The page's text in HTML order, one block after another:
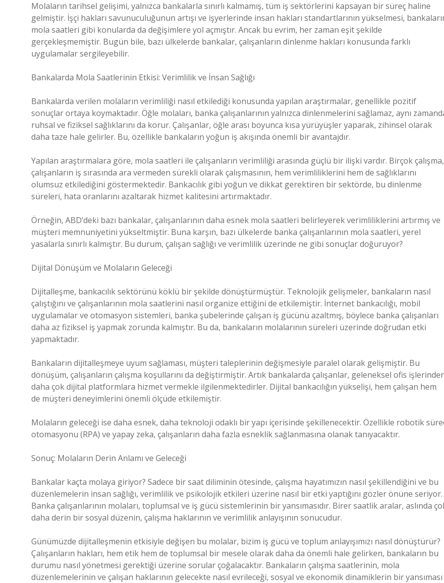
Molaların tarihsel gelişimi, yalnızca bankalarla sınırlı kalmamış, tüm iş sektörlerini kapsayan bir süreç haline
gelmiştir. İşçi hakları savunuculuğunun artışı ve işyerlerinde insan hakları standartlarının yükselmesi,
mola saatleri gibi konularda da değişimlere yol açmıştır. Ancak bu evrim, her zaman eşit şekilde
gerçekleşmemiştir. Bugün bile, bazı ülkelerde bankalar, çalışanların dinlenme hakları konusunda farklı
uygulamalar sergileyebilir.
Bankalarda Mola Saatlerinin Etkisi: Verimlilik ve İnsan Sağlığı
Bankalarda verilen molaların verimliliği nasıl etkilediği konusunda yapılan araştırmalar, genellikle pozitif
sonuçlar ortaya koymaktadır. Öğle molaları, banka çalışanlarının yalnızca dinlenmelerini sağlamaz, aynı
ruhsal ve fiziksel sağlıklarını da korur. Çalışanlar, öğle arası boyunca kısa yürüyüşler yaparak, zihinsel olarak
daha taze hale gelirler. Bu, özellikle bankaların yoğun iş akışında önemli bir avantajdır.
Yapılan araştırmalara göre, mola saatleri ile çalışanların verimliliği arasında güçlü bir ilişki vardır. Birçok çalışma,
çalışanların iş sırasında ara vermeden sürekli olarak çalışmasının, hem verimliliklerini hem de sağlıklarını
olumsuz etkilediğini göstermektedir. Bankacılık gibi yoğun ve dikkat gerektiren bir sektörde, bu dinlenme
süreleri, hata oranlarını azaltarak hizmet kalitesini artırmaktadır.
Örneğin, ABD’deki bazı bankalar, çalışanlarının daha esnek mola saatleri belirleyerek verimliliklerini artırmış ve
müşteri memnuniyetini yükseltmiştir. Buna karşın, bazı ülkelerde banka çalışanlarının mola saatleri, yerel
yasalarla sınırlı kalmıştır. Bu durum, çalışan sağlığı ve verimlilik üzerinde ne gibi sonuçlar doğuruyor?
Dijital Dönüşüm ve Molaların Geleceği
Dijitalleşme, bankacılık sektörünü köklü bir şekilde dönüştürmüştür. Teknolojik gelişmeler, bankaların nasıl
çalıştığını ve çalışanlarının mola saatlerini nasıl organize ettiğini de etkilemiştir. İnternet bankacılığı, mobil
uygulamalar ve otomasyon sistemleri, banka şubelerinde çalışan iş gücünü azaltmış, böylece banka çalışanları
daha az fiziksel iş yapmak zorunda kalmıştır. Bu da, bankaların molalarının süreleri üzerinde doğrudan etki
yapmaktadır.
Bankaların dijitalleşmeye uyum sağlaması, müşteri taleplerinin değişmesiyle paralel olarak gelişmiştir. Bu
dönüşüm, çalışanların çalışma koşullarını da değiştirmiştir. Artık bankalarda çalışanlar, geleneksel ofis
daha çok dijital platformlara hizmet vermekle ilgilenmektedirler. Dijital bankacılığın yükselişi, hem çalışan hem
de müşteri deneyimlerini önemli ölçüde etkilemiştir.
Molaların geleceği ise daha esnek, daha teknoloji odaklı bir yapı içerisinde şekillenecektir. Özellikle robotik
otomasyonu (RPA) ve yapay zeka, çalışanların daha fazla esneklik sağlanmasına olanak tanıyacaktır.
Sonuç: Molaların Derin Anlamı ve Geleceği
Bankalar kaçta molaya giriyor? Sadece bir saat diliminin ötesinde, çalışma hayatımızın nasıl şekillendiğini ve bu
düzenlemelerin insan sağlığı, verimlilik ve psikolojik etkileri üzerine nasıl bir etki yaptığını gözler önüne seriyor.
Banka çalışanlarının molaları, toplumsal ve iş gücü sistemlerinin bir yansımasıdır. Birer saatlik aralar, aslında
daha derin bir sosyal düzenin, çalışma haklarının ve verimlilik anlayışının sonucudur.
Günümüzde dijitalleşmenin etkisiyle değişen bu molalar, bizim iş gücü ve toplum anlayışımızı nasıl dönüştürür?
Çalışanların hakları, hem etik hem de toplumsal bir mesele olarak daha da önemli hale gelirken, bankaların bu
durumu nasıl yönetmesi gerektiği üzerine sorular çoğalacaktır. Bankaların çalışma saatlerinin, mola
düzenlemelerinin ve çalışan haklarının gelecekte nasıl evrileceği, sosyal ve ekonomik dinamiklerin bir yansıması